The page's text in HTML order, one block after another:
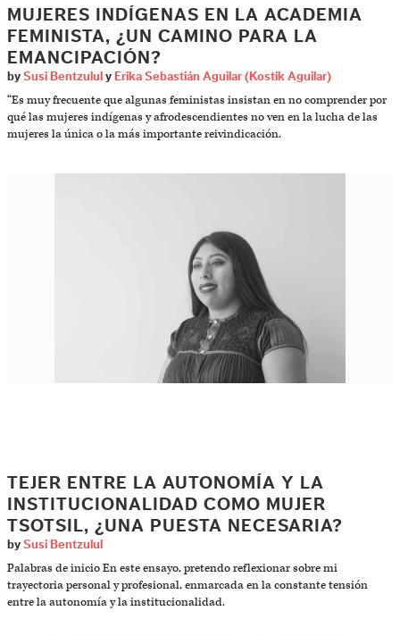
MUJERES INDÍGENAS EN LA ACADEMIA
FEMINISTA, ¿UN CAMINO PARA LA
EMANCIPACIÓN?
by Susi Bentzulul y Erika Sebastián Aguilar (Kostik Aguilar)
“Es muy frecuente que algunas feministas insistan en no comprender por
qué las mujeres indígenas y afrodescendientes no ven en la lucha de las
mujeres la única o la más importante reivindicación.
TEJER ENTRE LA AUTONOMÍA Y LA
INSTITUCIONALIDAD COMO MUJER
TSOTSIL, ¿UNA PUESTA NECESARIA?
by Susi Bentzulul
Palabras de inicio En este ensayo, pretendo reflexionar sobre mi
trayectoria personal y profesional, enmarcada en la constante tensión
entre la autonomía y la institucionalidad.